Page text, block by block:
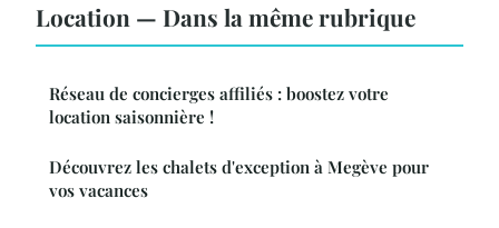
Location — Dans la même rubrique
Réseau de concierges affiliés : boostez votre
location saisonnière !
Découvrez les chalets d'exception à Megève pour
vos vacances